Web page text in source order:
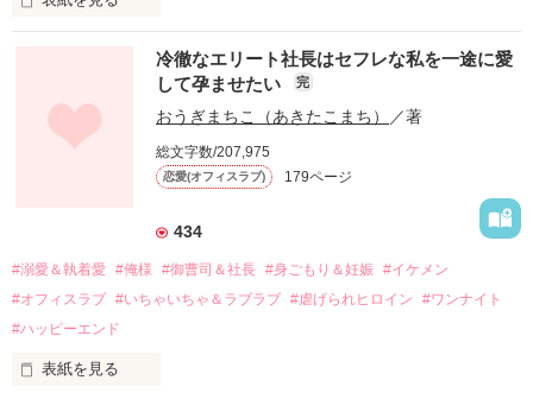
幼なじみの哲平に淡い恋心を抱いていた美桜。
しかし、ある出来事をきっかけに二人の関係は壊れてしまう。
関係修復もできないまま、美桜は両親の離婚によって
引っ越すことになり、哲平とも離れ離れになった。
それから約十二年後。
過去の傷から、二度と会いたくないと思っていた哲平に
運命のような再会を果たす。
酔った勢いで一夜を共にしてしまった。
さらに、美桜が初めてだと知った哲平は
冷徹なエリート社長はセフレな私を一途に愛
して孕ませたい
完
おうぎまちこ（あきたこまち） ／著
総文字数/207,975
恋愛(オフィスラブ) 179ページ
434
#溺愛＆執着愛 #俺様 #御曹司＆社長 #身ごもり＆妊娠 #イケメン
#オフィスラブ #いちゃいちゃ＆ラブラブ #虐げられヒロイン
#ワンナイト
#ハッピーエンド
表紙を見る